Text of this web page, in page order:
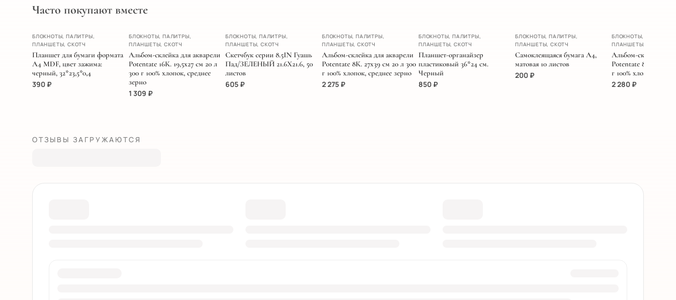
Часто покупают вместе
НОВИНКА
БЛОКНОТЫ, ПАЛИТРЫ,
ПЛАНШЕТЫ, СКОТЧ
Планшет для бумаги формата
А4 MDF, цвет зажима:
черный, 32*23,5*0,4
390 ₽
БЛОКНОТЫ, ПАЛИТРЫ,
ПЛАНШЕТЫ, СКОТЧ
Альбом-склейка для акварели
Potentate 16К. 19,5х27 см 20 л
300 г 100% хлопок, среднее
зерно
1 309 ₽
БЛОКНОТЫ, ПАЛИТРЫ,
ПЛАНШЕТЫ, СКОТЧ
Скетчбук серии 8.5IN Гуашь
Пад/ЗЕЛЕНЫЙ 21.6Х21.6, 50
листов
605 ₽
БЛОКНОТЫ, ПАЛИТРЫ,
ПЛАНШЕТЫ, СКОТЧ
Альбом-склейка для акварели
Potentate 8К. 27х39 см 20 л 300
г 100% хлопок, среднее зерно
2 275 ₽
БЛОКНОТЫ, ПАЛИТРЫ,
ПЛАНШЕТЫ, СКОТЧ
Планшет-органайзер
пластиковый 36*24 см.
Черный
850 ₽
БЛОКНОТЫ, ПАЛИТРЫ,
ПЛАНШЕТЫ, СКОТЧ
Самоклеящаяся бумага А4,
матовая 10 листов
200 ₽
БЛОКНОТЫ, ПАЛИТРЫ,
ПЛАНШЕТЫ, СКОТЧ
Альбом-склейка для
Potentate 8К. 27х39
г 100% хлопок,
2 280 ₽
ОТЗЫВЫ ЗАГРУЖАЮТСЯ